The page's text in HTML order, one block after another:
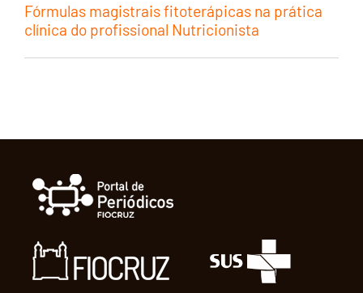
Fórmulas magistrais fitoterápicas na prática
clínica do profissional Nutricionista